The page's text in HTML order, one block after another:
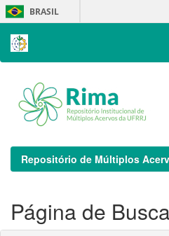
Skip
navigation
BRASIL
Repositório de Múltiplos
Página de Busca